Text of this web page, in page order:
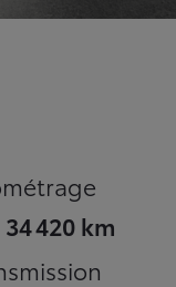
34 420 km